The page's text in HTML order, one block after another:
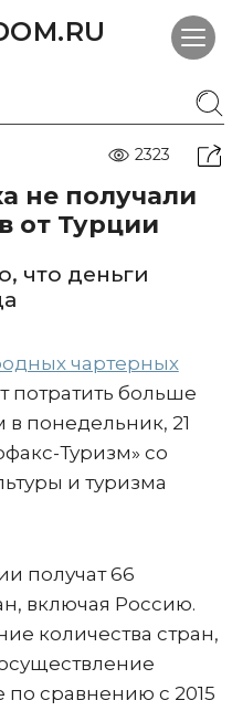
2323
не получали
от Турции
что деньги
чартерных
потратить больше
понедельник, 21
Туризм» со
и туризма
получат 66
включая Россию.
количества стран,
по сравнению с 2015